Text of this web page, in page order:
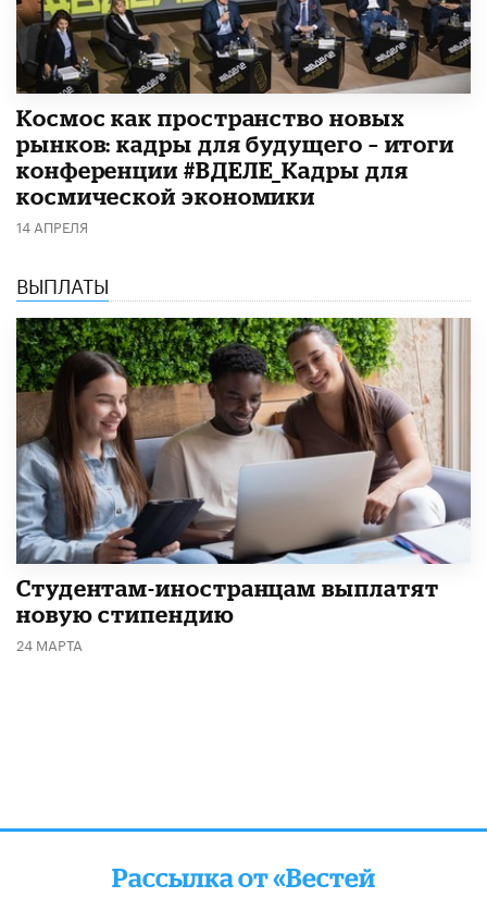
Космос как пространство новых
рынков: кадры для будущего – итоги
конференции #ВДЕЛЕ_Кадры для
космической экономики
14 АПРЕЛЯ
ВЫПЛАТЫ
Студентам-иностранцам выплатят
новую стипендию
24 МАРТА
Рассылка от «Вестей